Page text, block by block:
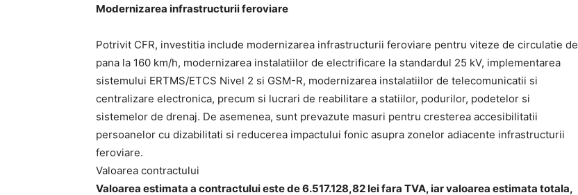
Modernizarea infrastructurii feroviare
Potrivit CFR, investitia include modernizarea infrastructurii feroviare pentru viteze de circulatie de
pana la 160 km/h, modernizarea instalatiilor de electrificare la standardul 25 kV, implementarea
sistemului ERTMS/ETCS Nivel 2 si GSM-R, modernizarea instalatiilor de telecomunicatii si
centralizare electronica, precum si lucrari de reabilitare a statiilor, podurilor, podetelor si
sistemelor de drenaj. De asemenea, sunt prevazute masuri pentru cresterea accesibilitatii
persoanelor cu dizabilitati si reducerea impactului fonic asupra zonelor adiacente infrastructurii
feroviare.
Valoarea contractului
Valoarea estimata a contractului este de 6.517.128,82 lei fara TVA, iar valoarea estimata totala,